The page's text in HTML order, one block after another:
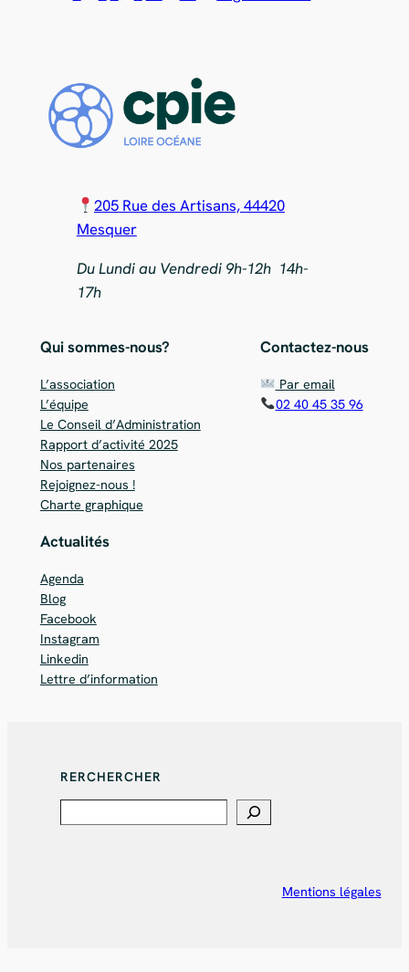
205 Rue des Artisans, 44420
Mesquer
Du Lundi au Vendredi 9h-12h 14h-
17h
Qui sommes-nous?
L’association
L’équipe
Le Conseil d’Administration
Rapport d’activité 2025
Nos partenaires
Rejoignez-nous !
Charte graphique
Contactez-nous
Par email
02 40 45 35 96
Actualités
Agenda
Blog
Facebook
Instagram
Linkedin
Lettre d’information
RERCHERCHER
Mentions légales